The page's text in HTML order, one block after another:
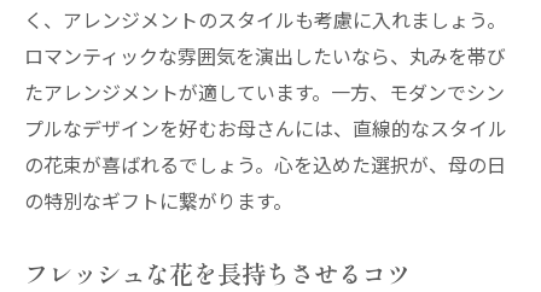
く、アレンジメントのスタイルも考慮に入れましょう。
ロマンティックな雰囲気を演出したいなら、丸みを帯び
たアレンジメントが適しています。一方、モダンでシン
プルなデザインを好むお母さんには、直線的なスタイル
の花束が喜ばれるでしょう。心を込めた選択が、母の日
の特別なギフトに繋がります。
フレッシュな花を長持ちさせるコツ